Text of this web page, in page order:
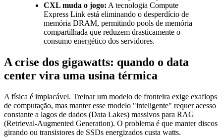
CXL muda o jogo: A tecnologia Compute
Express Link está eliminando o desperdício de
memória DRAM, permitindo pools de memória
compartilhada que reduzem drasticamente o
consumo energético dos servidores.
A crise dos gigawatts: quando o data
center vira uma usina térmica
A física é implacável. Treinar um modelo de fronteira exige exaflops
de computação, mas manter esse modelo "inteligente" requer acesso
constante a lagos de dados (Data Lakes) massivos para RAG
(Retrieval-Augmented Generation). O problema é que manter discos
girando ou transistores de SSDs energizados custa watts.